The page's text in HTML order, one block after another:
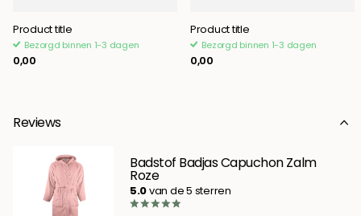
Product title
Bezorgd binnen 1-3 dagen
0,00
Product title
Bezorgd binnen 1-3 dagen
0,00
Reviews
Badstof Badjas Capuchon Zalm
Roze
5.0van de 5 sterren